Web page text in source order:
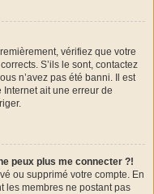
vérifiez que votre
S’ils le sont, contactez
n’avez pas été banni. Il est
ait une erreur de
peux plus me connecter ?!
ou supprimé votre compte. En
les membres ne postant pas